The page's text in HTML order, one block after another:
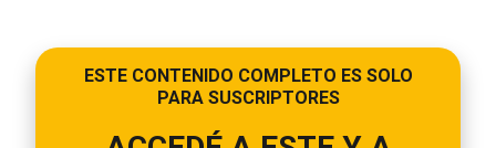
ESTE CONTENIDO COMPLETO ES SOLO
PARA SUSCRIPTORES